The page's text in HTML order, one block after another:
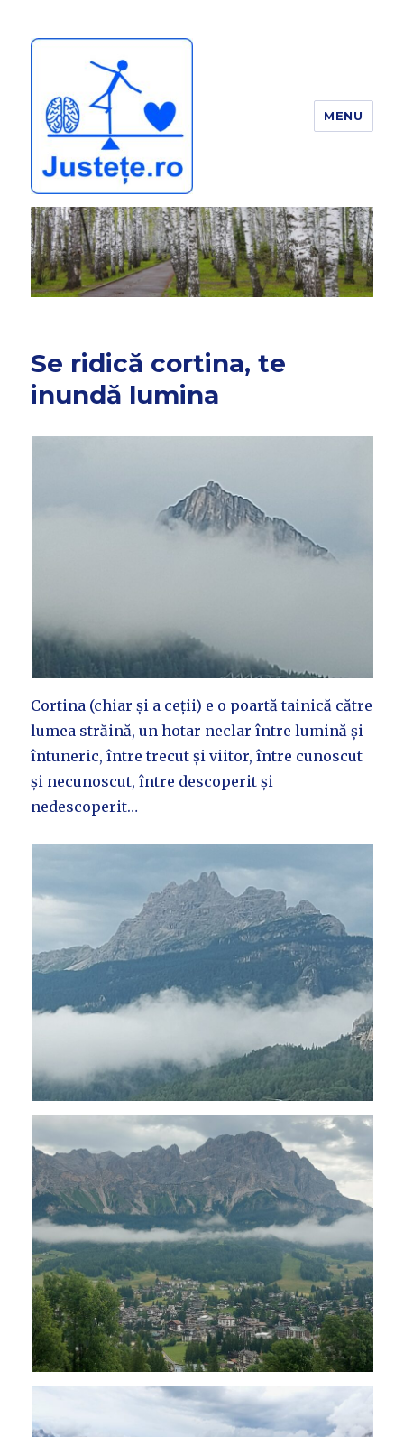
JUSTEȚE
MENU
Se ridică cortina, te
inundă lumina
Cortina (chiar și a ceții) e o poartă tainică către
lumea străină, un hotar neclar între lumină și
întuneric, între trecut și viitor, între cunoscut
și necunoscut, între descoperit și
nedescoperit…